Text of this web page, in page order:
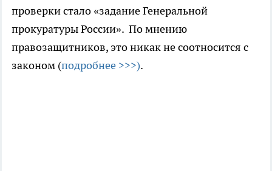
проверки стало «задание Генеральной
прокуратуры России». По мнению
правозащитников, это никак не соотносится с
законом (подробнее >>>).